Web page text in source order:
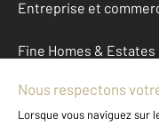
Entreprise et
Fine Homes & Estates
À propos